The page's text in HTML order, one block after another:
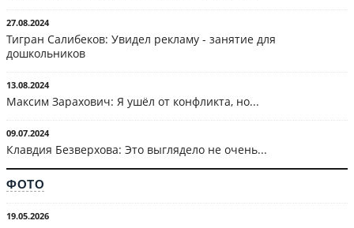
27.08.2024
Тигран Салибеков: Увидел рекламу - занятие для
дошкольников
13.08.2024
Максим Зарахович: Я ушёл от конфликта, но...
09.07.2024
Клавдия Безверхова: Это выглядело не очень...
ФОТО
19.05.2026